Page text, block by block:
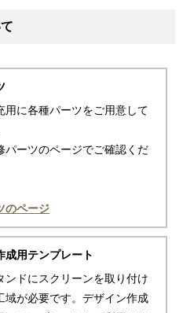
用に各種パーツをご用意して
パーツのページでご確認くだ
のページ
成用テンプレート
ンドにスクリーンを取り付け
域が必要です。デザイン作成